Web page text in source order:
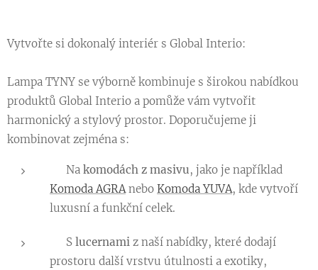
Vytvořte si dokonalý interiér s Global Interio:
Lampa TYNY se výborně kombinuje s širokou nabídkou
produktů Global Interio a pomůže vám vytvořit
harmonický a stylový prostor. Doporučujeme ji
kombinovat zejména s:
👉 Na komodách z masivu, jako je například
Komoda AGRAnebo Komoda YUVA, kde vytvoří
luxusní a funkční celek.
👉 S lucernami z naší nabídky, které dodají
prostoru další vrstvu útulnosti a exotiky,